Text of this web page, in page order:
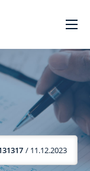
/ 11.12.2023